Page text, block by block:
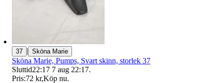
37 | Sköna Marie
Sköna Marie, Pumps, Svart skinn, storlek 37
Sluttid22:17 7 aug 22:17.
Pris:72 kr,Köp nu.